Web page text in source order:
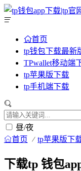
首页
tp钱包下载最新
TPwallet移动端
tp苹果版下载
tp手机端下载
昼/夜
首页 tp苹果版下
下载tp 钱包